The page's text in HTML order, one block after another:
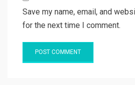
Save my name, email, and
for the next time I comment.